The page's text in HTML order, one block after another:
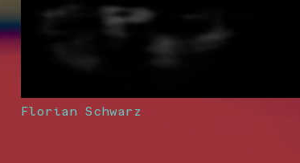
Florian Schwarz